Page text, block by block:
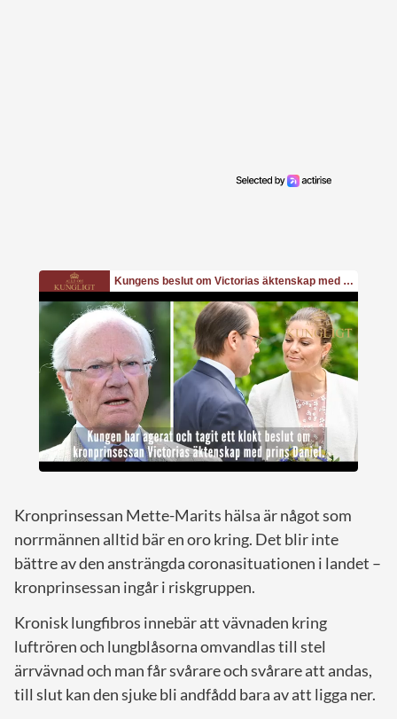
Kronprinsessan Mette-Marits hälsa är något som
norrmännen alltid bär en oro kring. Det blir inte
bättre av den ansträngda coronasituationen i landet –
kronprinsessan ingår i riskgruppen.
Kronisk lungfibros innebär att vävnaden kring
luftrören och lungblåsorna omvandlas till stel
ärrvävnad och man får svårare och svårare att andas,
till slut kan den sjuke bli andfådd bara av att ligga ner.